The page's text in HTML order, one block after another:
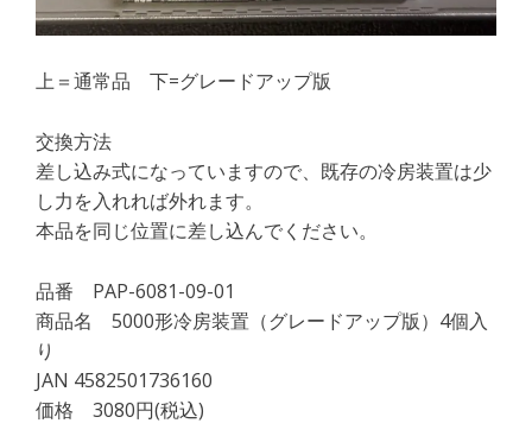
上＝通常品 下=グレードアップ版
交換方法
差し込み式になっていますので、既存の冷房装置は少
し力を入れれば外れます。
本品を同じ位置に差し込んでください。
品番 PAP-6081-09-01
商品名 5000形冷房装置（グレードアップ版）4個入
り
JAN 4582501736160
価格 3080円(税込)